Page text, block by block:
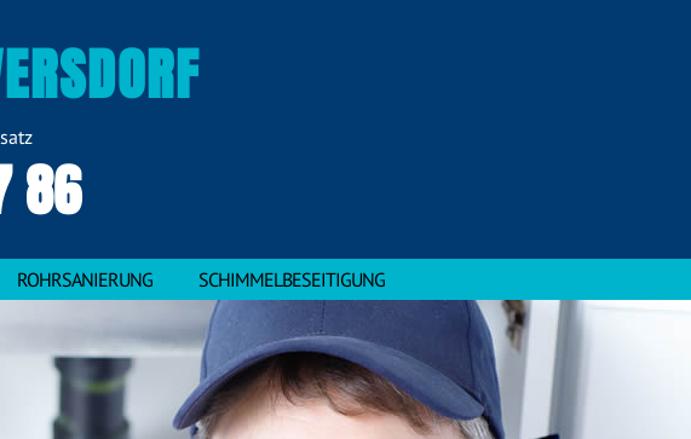
86
ROHRSANIERUNG SCHIMMELBESEITIGUNG